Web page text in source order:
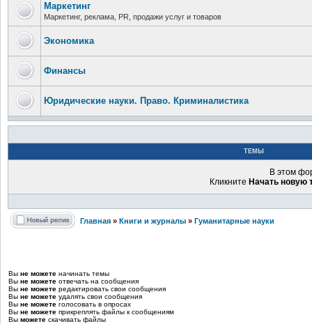
Маркетинг
Маркетинг, реклама, PR, продажи услуг и товаров
Экономика
Финансы
Юридические науки. Право. Криминалистика
ТЕМЫ
В этом
Кликните Начать новую
Главная » Книги и журналы » Гуманитарные науки
Вы не можете начинать темы
Вы не можете отвечать на сообщения
Вы не можете редактировать свои сообщения
Вы не можете удалять свои сообщения
Вы не можете голосовать в опросах
Вы не можете прикреплять файлы к сообщениям
Вы можете скачивать файлы